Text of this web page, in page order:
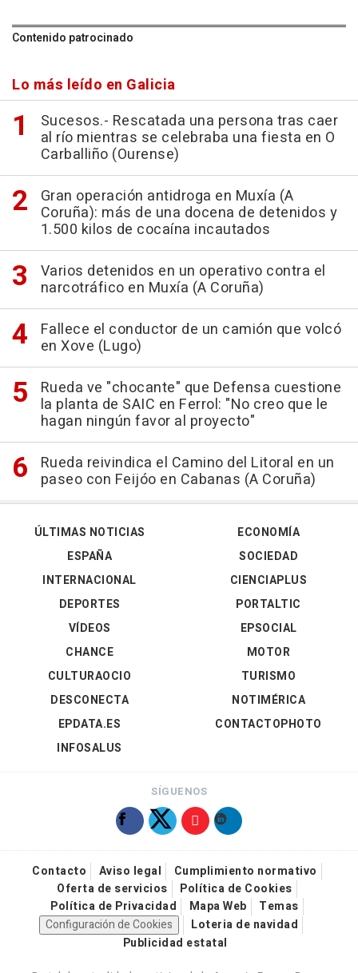
Contenido patrocinado
Lo más leído en Galicia
Sucesos.- Rescatada una persona tras caer
al río mientras se celebraba una fiesta en O
Carballiño (Ourense)
Gran operación antidroga en Muxía (A
Coruña): más de una docena de detenidos y
1.500 kilos de cocaína incautados
Varios detenidos en un operativo contra el
narcotráfico en Muxía (A Coruña)
Fallece el conductor de un camión que volcó
en Xove (Lugo)
Rueda ve "chocante" que Defensa cuestione
la planta de SAIC en Ferrol: "No creo que le
hagan ningún favor al proyecto"
Rueda reivindica el Camino del Litoral en un
paseo con Feijóo en Cabanas (A Coruña)
ÚLTIMAS NOTICIAS
ESPAÑA
INTERNACIONAL
DEPORTES
VÍDEOS
ECONOMÍA
SOCIEDAD
CIENCIAPLUS
PORTALTIC
EPSOCIAL
CHANCE
CULTURAOCIO
DESCONECTA
EPDATA.ES
INFOSALUS
MOTOR
TURISMO
NOTIMÉRICA
CONTACTOPHOTO
SÍGUENOS
Contacto Aviso legal
Cumplimiento normativo
Oferta de servicios
Política de Cookies
Política de Privacidad
Mapa Web
Temas
Configuración de Cookies
Loteria de navidad
Publicidad estatal